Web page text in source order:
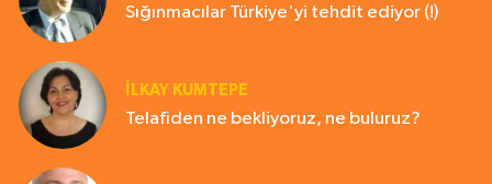
Sığınmacılar Türkiye'yi tehdit ediyor (!)
İLKAY KUMTEPE
Telafiden ne bekliyoruz, ne buluruz?